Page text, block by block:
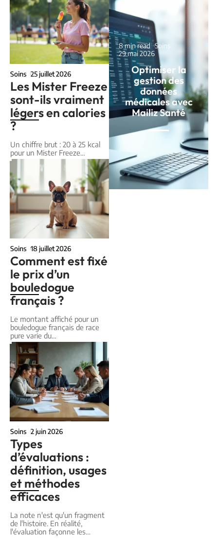
Soins 25 juillet 2026
Les Mister Freeze
sont-ils vraiment
légers en calories
?
Un chiffre brut : 20 à 25 kcal
pour un Mister Freeze…
Soins 18 juillet 2026
Comment est fixé
le prix d’un
bouledogue
français ?
Le montant affiché pour un
bouledogue français de race
pure varie du…
Soins 2 juin 2026
Types
d’évaluations :
définition, usages
et méthodes
efficaces
La note n'est qu'un fragment
de l'histoire. En réalité,
l'évaluation façonne les…
8 min read
Soins
29 mai 2026
Optimiser la
gestion des
données
médicales avec
Mailiz Santé